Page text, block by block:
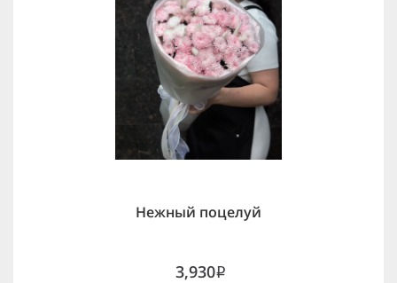
Нежный поцелуй
3,930i